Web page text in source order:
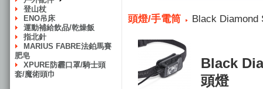
登山杖
ENO吊床
運動補給飲品/乾燥飯
指北針
MARIUS FABRE法鉑馬賽
肥皂
XPURE防霾口罩/騎士頭
套/魔術頭巾
頭燈/手電筒 Black Diamond
Black
頭燈